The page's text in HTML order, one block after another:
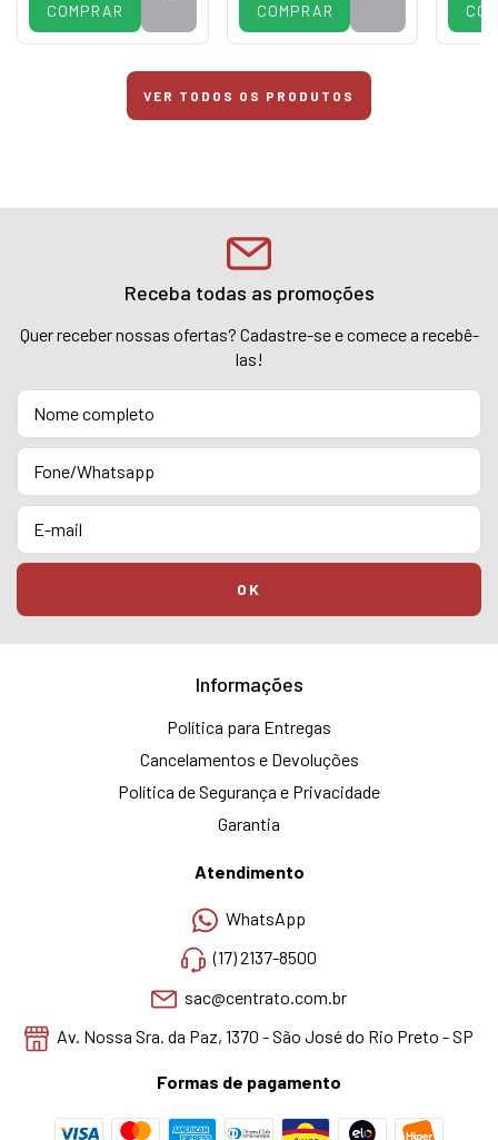
COMPRAR COMPRAR
VER TODOS OS PRODUTOS
Receba todas as promoções
Quer receber nossas ofertas? Cadastre-se e comece a recebê-
las!
Informações
Política para Entregas
Cancelamentos e Devoluções
Política de Segurança e Privacidade
Garantia
Atendimento
WhatsApp
(17) 2137-8500
sac@centrato.com.br
Av. Nossa Sra. da Paz, 1370 - São José do Rio Preto - SP
Formas de pagamento